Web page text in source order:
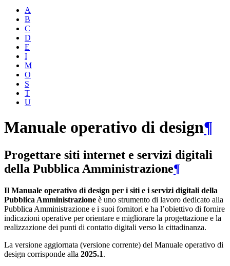
A
B
C
D
E
I
M
O
S
T
U
Manuale operativo di design¶
Progettare siti internet e servizi digitali
della Pubblica Amministrazione¶
Il Manuale operativo di design per i siti e i servizi digitali della
Pubblica Amministrazione è uno strumento di lavoro dedicato alla
Pubblica Amministrazione e i suoi fornitori e ha l’obiettivo di fornire
indicazioni operative per orientare e migliorare la progettazione e la
realizzazione dei punti di contatto digitali verso la cittadinanza.
La versione aggiornata (versione corrente) del Manuale operativo di
design corrisponde alla 2025.1.